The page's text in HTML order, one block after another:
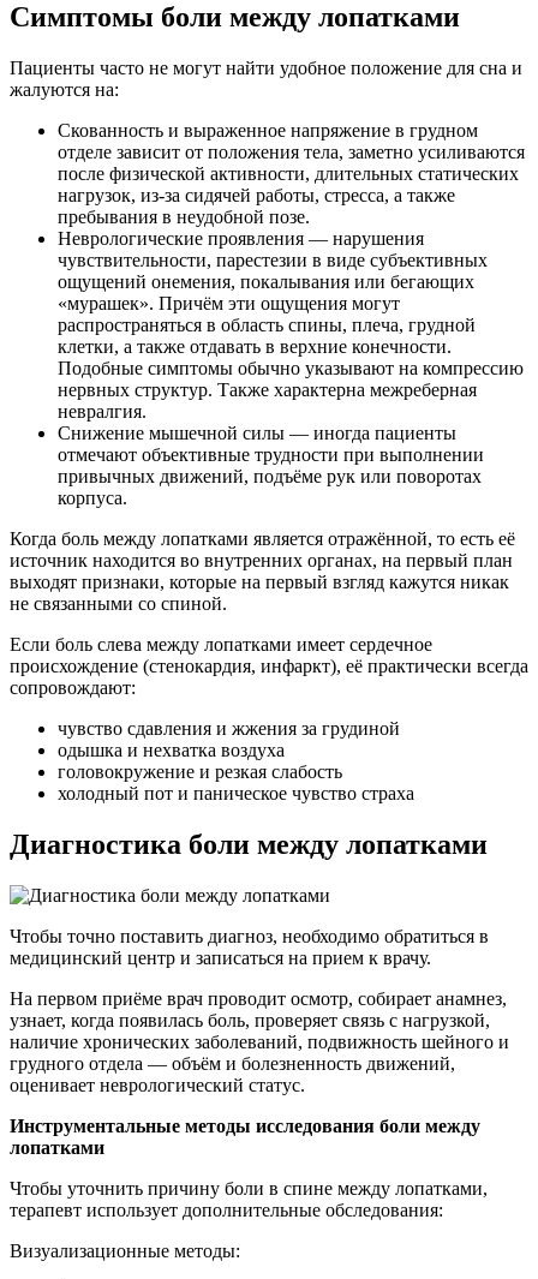
Симптомы боли между лопатками
Пациенты часто не могут найти удобное положение для сна и
жалуются на:
Скованность и выраженное напряжение в грудном
отделе зависит от положения тела, заметно усиливаются
после физической активности, длительных статических
нагрузок, из-за сидячей работы, стресса, а также
пребывания в неудобной позе.
Неврологические проявления — нарушения
чувствительности, парестезии в виде субъективных
ощущений онемения, покалывания или бегающих
«мурашек». Причём эти ощущения могут
распространяться в область спины, плеча, грудной
клетки, а также отдавать в верхние конечности.
Подобные симптомы обычно указывают на компрессию
нервных структур. Также характерна межреберная
невралгия.
Снижение мышечной силы — иногда пациенты
отмечают объективные трудности при выполнении
привычных движений, подъёме рук или поворотах
корпуса.
Когда боль между лопатками является отражённой, то есть её
источник находится во внутренних органах, на первый план
выходят признаки, которые на первый взгляд кажутся никак
не связанными со спиной.
Если боль слева между лопатками имеет сердечное
происхождение (стенокардия, инфаркт), её практически всегда
сопровождают:
чувство сдавления и жжения за грудиной
одышка и нехватка воздуха
головокружение и резкая слабость
холодный пот и паническое чувство страха
Диагностика боли между лопатками
Чтобы точно поставить диагноз, необходимо обратиться в
медицинский центр и записаться на прием к врачу.
На первом приёме врач проводит осмотр, собирает анамнез,
узнает, когда появилась боль, проверяет связь с нагрузкой,
наличие хронических заболеваний, подвижность шейного и
грудного отдела — объём и болезненность движений,
оценивает неврологический статус.
Инструментальные методы исследования боли между
лопатками
Чтобы уточнить причину боли в спине между лопатками,
терапевт использует дополнительные обследования:
Визуализационные методы: